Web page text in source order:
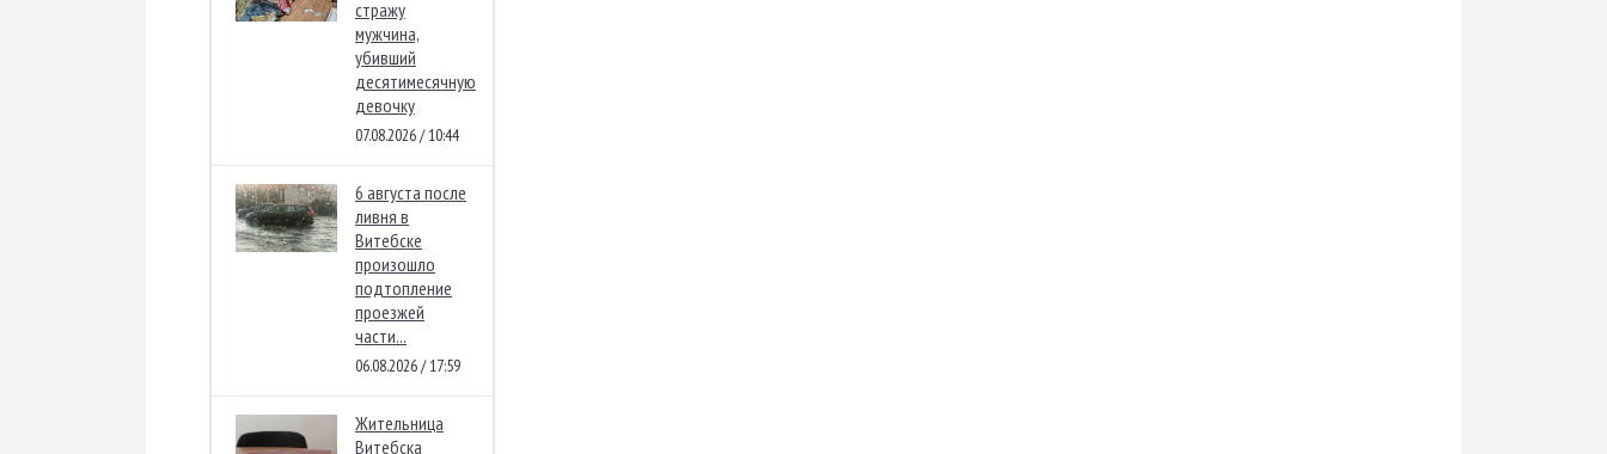
стражу
мужчина,
убивший
десятимесячную
девочку
07.08.2026 / 10:44
6 августа после
ливня в
Витебске
произошло
подтопление
проезжей
части...
06.08.2026 / 17:59
Жительница
Витебска